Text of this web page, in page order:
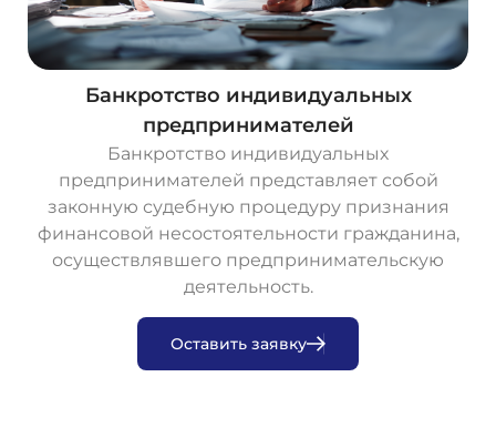
Банкротство индивидуальных
предпринимателей
Банкротство индивидуальных
предпринимателей представляет собой
законную судебную процедуру признания
финансовой несостоятельности гражданина,
осуществлявшего предпринимательскую
деятельность.
Оставить заявку